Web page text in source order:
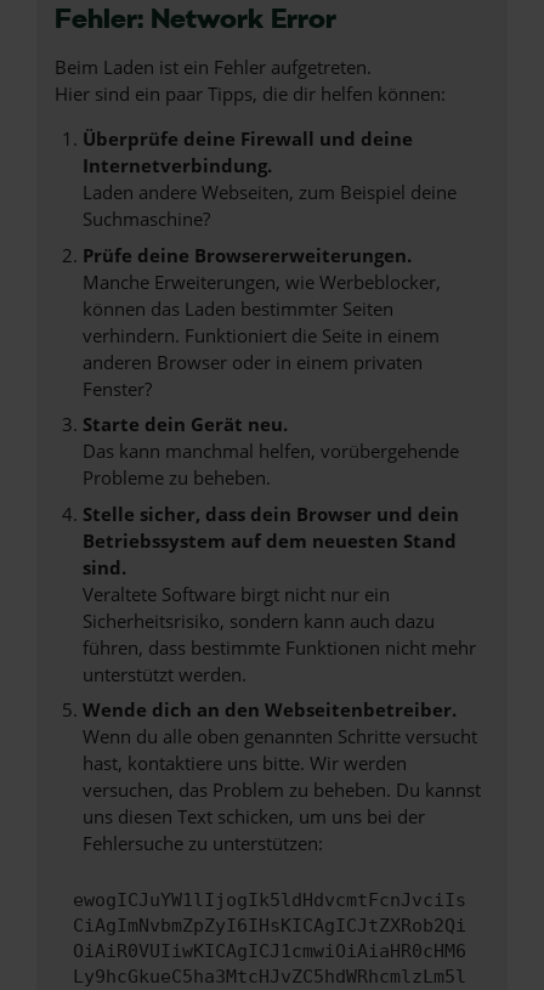
Fehler: Network Error
Beim Laden ist ein Fehler aufgetreten.
Hier sind ein paar Tipps, die dir helfen können:
Überprüfe deine Firewall und deine
Internetverbindung.
Laden andere Webseiten, zum Beispiel deine
Suchmaschine?
Prüfe deine Browsererweiterungen.
Manche Erweiterungen, wie Werbeblocker,
können das Laden bestimmter Seiten
verhindern. Funktioniert die Seite in einem
anderen Browser oder in einem privaten
Fenster?
Starte dein Gerät neu.
Das kann manchmal helfen, vorübergehende
Probleme zu beheben.
Stelle sicher, dass dein Browser und dein
Betriebssystem auf dem neuesten Stand
sind.
Veraltete Software birgt nicht nur ein
Sicherheitsrisiko, sondern kann auch dazu
führen, dass bestimmte Funktionen nicht mehr
unterstützt werden.
Wende dich an den Webseitenbetreiber.
Wenn du alle oben genannten Schritte versucht
hast, kontaktiere uns bitte. Wir werden
versuchen, das Problem zu beheben. Du kannst
uns diesen Text schicken, um uns bei der
Fehlersuche zu unterstützen:
ewogICJuYW1lIjogIk5ldHdvcmtFcnJvciIs
CiAgImNvbmZpZyI6IHsKICAgICJtZXRob2Qi
OiAiR0VUIiwKICAgICJ1cmwiOiAiaHR0cHM6
Ly9hcGkueC5ha3MtcHJvZC5hdWRhcmlzLm5l